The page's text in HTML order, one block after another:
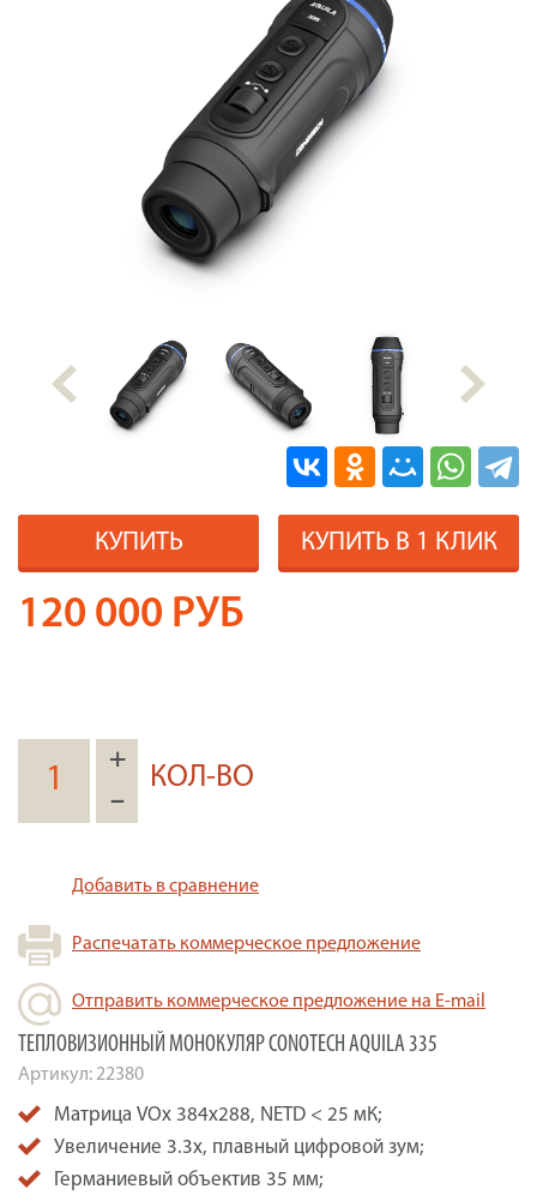
КУПИТЬ КУПИТЬ В 1 КЛИК
120 000 РУБ
+
–
КОЛ-ВО
Добавить в сравнение
Распечатать коммерческое предложение
Отправить коммерческое предложение на E-mail
ТЕПЛОВИЗИОННЫЙ МОНОКУЛЯР CONOTECH AQUILA 335
Артикул:22380
Матрица VOx 384x288, NETD < 25 мК;
Увеличение 3.3x, плавный цифровой зум;
Германиевый объектив 35 мм;